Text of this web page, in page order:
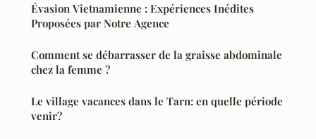
Évasion Vietnamienne : Expériences Inédites
Proposées par Notre Agence
Comment se débarrasser de la graisse abdominale
chez la femme ?
Le village vacances dans le Tarn: en quelle période
venir?